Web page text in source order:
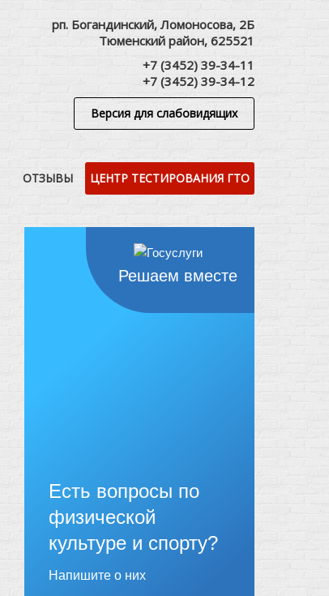
рп. Богандинский, Ломоносова, 2Б
Тюменский район, 625521
+7 (3452) 39-34-11
+7 (3452) 39-34-12
Версия для слабовидящих
ОТЗЫВЫ ЦЕНТР ТЕСТИРОВАНИЯ ГТО
Решаем вместе
Есть вопросы по
физической
культуре и спорту?
Напишите о них